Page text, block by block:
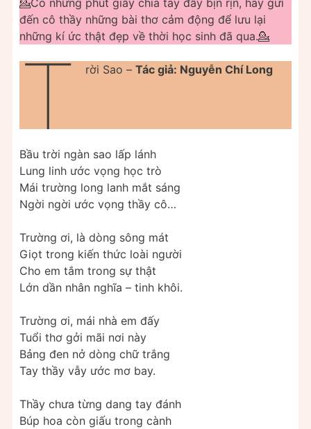
đến cô thầy những bài thơ cảm động để lưu lại
những kí ức thật đẹp về thời học sinh đã qua.💁
T rời Sao –Tác giả: Nguyễn Chí Long
Bầu trời ngàn sao lấp lánh
Lung linh ước vọng học trò
Mái trường long lanh mắt sáng
Ngời ngời ước vọng thầy cô…
Trường ơi, là dòng sông mát
Giọt trong kiến thức loài người
Cho em tắm trong sự thật
Lớn dần nhân nghĩa – tinh khôi.
Trường ơi, mái nhà em đấy
Tuổi thơ gởi mãi nơi này
Bảng đen nở dòng chữ trắng
Tay thầy vẫy ước mơ bay.
Thầy chưa từng dang tay đánh
Búp hoa còn giấu trong cành